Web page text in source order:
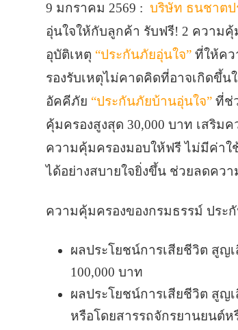
9 มกราคม 2569 :บริษัท ธนชาต
อุ่นใจให้กับลูกค้า รับฟรี! 2 ความ
อุบัติเหตุ “ประกันภัยอุ่นใจ” ที่ให้คว
รองรับเหตุไม่คาดคิดที่อาจเกิดขึ้น
อัคคีภัย “ประกันภัยบ้านอุ่นใจ” ที่ช่
คุ้มครองสูงสุด 30,000 บาท เสริ
ความคุ้มครองมอบให้ฟรี ไม่มีค่าใ
ได้อย่างสบายใจยิ่งขึ้น ช่วยลดคว
ความคุ้มครองของกรมธรรม์ ประ
ผลประโยชน์การเสียชีวิต สูญ
100,000 บาท
ผลประโยชน์การเสียชีวิต สูญ
หรือโดยสารรถจักรยานยนต์ห